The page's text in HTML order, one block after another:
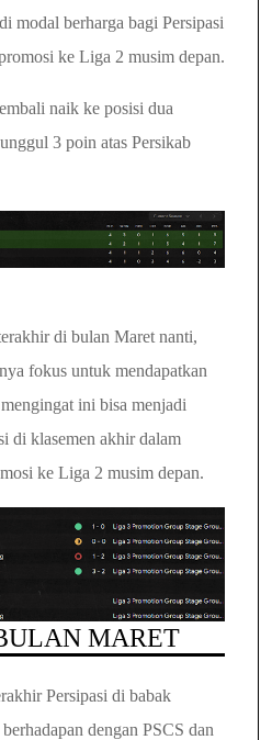
modal berharga bagi Persipasi
ke Liga 2 musim depan.
naik ke posisi dua
3 poin atas Persikab
di bulan Maret nanti,
fokus untuk mendapatkan
ini bisa menjadi
di klasemen akhir dalam
ke Liga 2 musim depan.
MARET
Persipasi di babak
dengan PSCS dan